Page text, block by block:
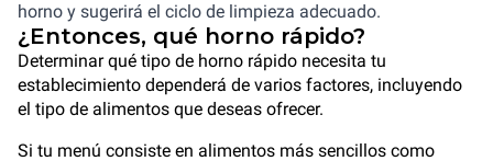
horno y sugerirá el ciclo de limpieza adecuado.
¿Entonces, qué horno rápido?
Determinar qué tipo de horno rápido necesita tu
establecimiento dependerá de varios factores, incluyendo
el tipo de alimentos que deseas ofrecer.
Si tu menú consiste en alimentos más sencillos como